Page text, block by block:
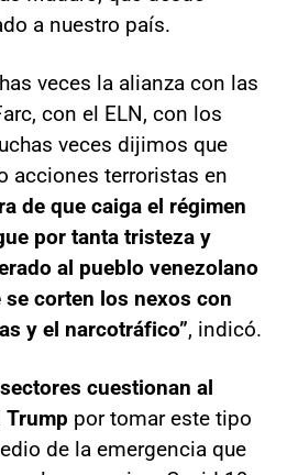
a nuestro país.
veces la alianza con las
con el ELN, con los
veces dijimos que
acciones terroristas en
de que caiga el régimen
por tanta tristeza y
al pueblo venezolano
corten los nexos con
y el narcotráfico”, indicó.
cuestionan al
Trump por tomar este tipo
de la emergencia que